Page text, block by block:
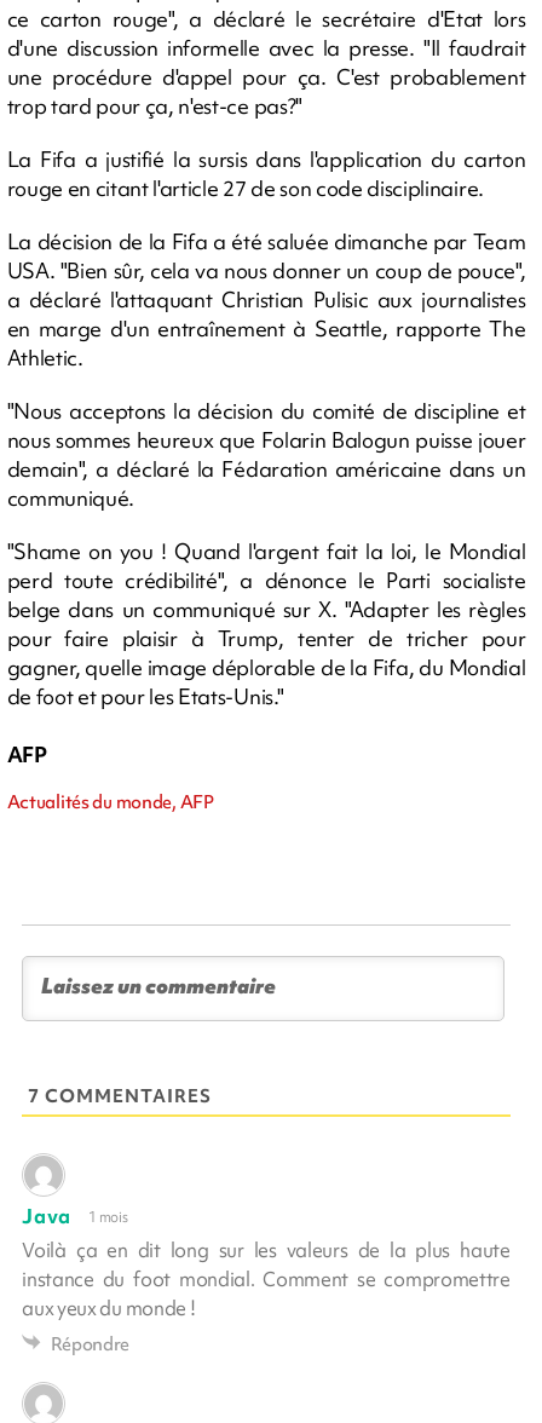
ce carton rouge", a déclaré le secrétaire d'Etat lors
d'une discussion informelle avec la presse. "Il faudrait
une procédure d'appel pour ça. C'est probablement
trop tard pour ça, n'est-ce pas?"
La Fifa a justifié la sursis dans l'application du carton
rouge en citant l'article 27 de son code disciplinaire.
La décision de la Fifa a été saluée dimanche par Team
USA. "Bien sûr, cela va nous donner un coup de pouce",
a déclaré l'attaquant Christian Pulisic aux journalistes
en marge d'un entraînement à Seattle, rapporte The
Athletic.
"Nous acceptons la décision du comité de discipline et
nous sommes heureux que Folarin Balogun puisse jouer
demain", a déclaré la Fédaration américaine dans un
communiqué.
"Shame on you ! Quand l'argent fait la loi, le Mondial
perd toute crédibilité", a dénonce le Parti socialiste
belge dans un communiqué sur X. "Adapter les règles
pour faire plaisir à Trump, tenter de tricher pour
gagner, quelle image déplorable de la Fifa, du Mondial
de foot et pour les Etats-Unis."
AFP
Actualités du monde, AFP
7 COMMENTAIRES
Java 1 mois
Voilà ça en dit long sur les valeurs de la plus haute
instance du foot mondial. Comment se compromettre
aux yeux du monde !
Répondre